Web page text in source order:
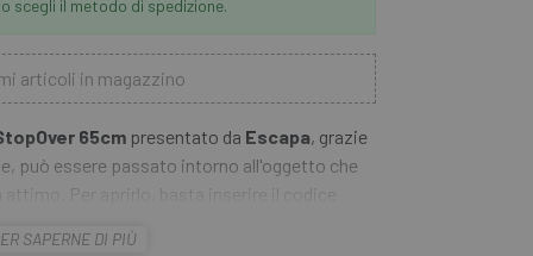
scegli il metodo di spedizione.
articoli in magazzino
65cm presentato da Escapa, grazie
può essere passato intorno all'oggetto che
attimo. Per aprirlo, basta inserire il codice
chiave in un formato pratico.
SAPERNE DI PIÙ